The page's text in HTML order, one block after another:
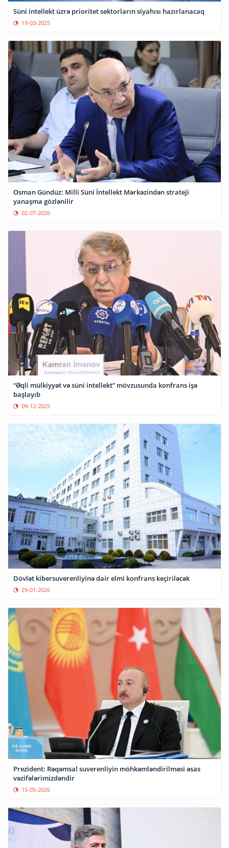
Süni intellekt üzrə prioritet sektorların siyahısı hazırlanacaq
19-03-2025
Osman Gündüz: Milli Süni İntellekt Mərkəzindən strateji
yanaşma gözlənilir
02-07-2026
“Əqli mülkiyyət və süni intellekt” mövzusunda konfrans işə
başlayıb
09-12-2025
Dövlət kibersuverenliyinə dair elmi konfrans keçiriləcək
29-01-2026
Prezident: Rəqəmsal suverenliyin möhkəmləndirilməsi əsas
vəzifələrimizdəndir
15-05-2026